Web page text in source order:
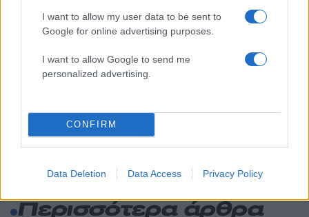
I want to allow my user data to be sent to
Google for online advertising purposes.
I want to allow Google to send me
personalized advertising.
CONFIRM
Data Deletion Data Access Privacy Policy
ΕΛΑΣ: Ο Αλέξης Δέδες ο πρώτος
υποψήφιος βουλευτής του κόμματος –
Από τα διοικητικά της ΑΕΚ στην πολιτική
σκηνή
Στην Κρήτη ο Κυριάκος Μητσοτάκης,
Περισσότερα άρθρα